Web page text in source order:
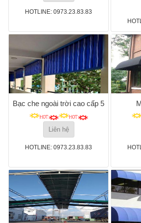
HOTLINE: 0973.23.83.83
Bạc che ngoài trời cao cấp 5
Liên hệ
HOTLINE: 0973.23.83.83